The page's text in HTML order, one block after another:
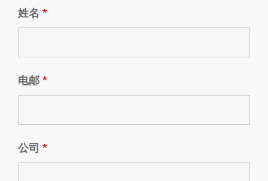
姓名 *
电邮 *
公司 *